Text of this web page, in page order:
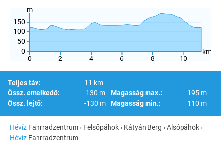
0 2 4 6 8 10
km
0
50
100
150
m
Teljes táv:
11 km
Össz. emelkedő:
130 m
Össz. lejtő:
-130 m
Magasság max.:
195 m
Magasság min.:
110 m
Hévíz Fahrradzentrum › Felsőpáhok › Kátyán Berg › Alsópáhok ›
Hévíz Fahrradzentrum